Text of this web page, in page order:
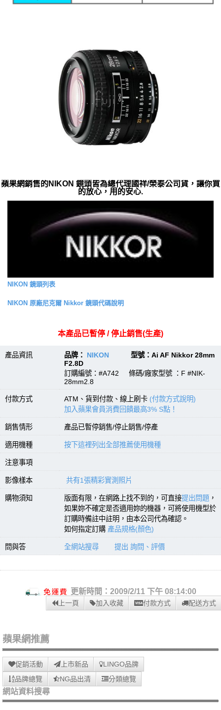
蘋果網銷售的NIKON 鏡頭皆為總代理國祥/榮泰公司貨，讓你買
的放心，用的安心.
NIKON 鏡頭列表
NIKON 原廠尼克爾 Nikkor 鏡頭代碼說明
本產品已暫停 / 停止銷售(生產)
產品資訊 品牌： NIKON 型號：Ai AF Nikkor 28mm
F2.8D
訂購編號：#A742 條碼/廠家型號 ：F #NIK-
28mm2.8
付款方式 ATM、貨到付款、線上刷卡 (付款方式說明)
加入蘋果會員消費回饋最高3% S點！
銷售情形 產品已暫停銷售/停止銷售/停產
適用機種 按下這裡列出全部推薦使用機種
注意事項
影像樣本 共有1張精彩實測照片
購物須知 版面有限，在網路上找不到的，可直接提出問題 ，
如果妳不確定是否適用妳的機器，可將使用機型於
訂購時備註中註明，由本公司代為確認。
如何指定訂購 產品規格(顏色)
問與答 全網站搜尋 提出 詢問、評價
更新時間：2009/2/11 下午 08:14:00
上一頁 加入收藏 付款方式 配送方式
蘋果網推薦
促銷活動 上市新品
LINGO品牌
品牌總覽
NG品出清 分類總覽
網站資料搜尋